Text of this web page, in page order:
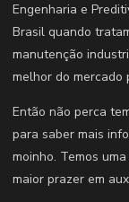
Engenharia e
Brasil quando
manutenção
melhor do mercado
Então não perca
para saber mais
moinho. Temos
maior prazer em